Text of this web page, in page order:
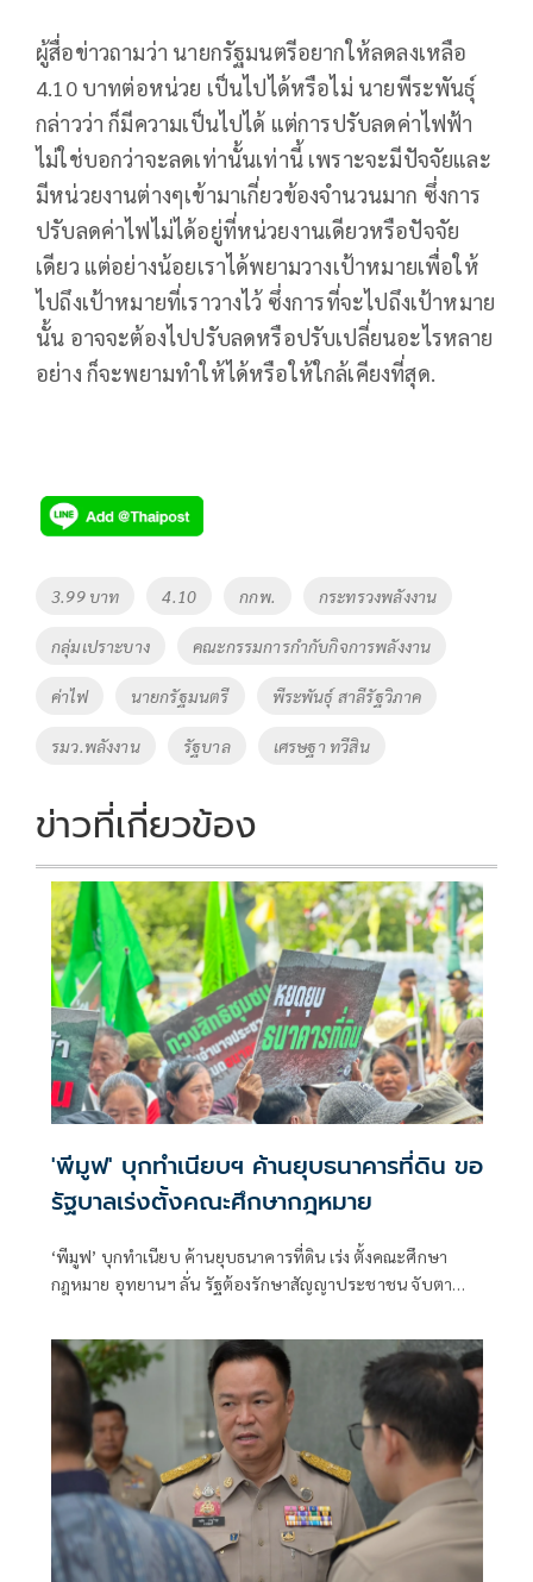
ผู้สื่อข่าวถามว่า นายกรัฐมนตรีอยากให้ลดลงเหลือ
4.10 บาทต่อหน่วย เป็นไปได้หรือไม่ นายพีระพันธุ์
กล่าวว่า ก็มีความเป็นไปได้ แต่การปรับลดค่าไฟฟ้า
ไม่ใช่บอกว่าจะลดเท่านั้นเท่านี้ เพราะจะมีปัจจัยและ
มีหน่วยงานต่างๆเข้ามาเกี่ยวข้องจำนวนมาก ซึ่งการ
ปรับลดค่าไฟไม่ได้อยู่ที่หน่วยงานเดียวหรือปัจจัย
เดียว แต่อย่างน้อยเราได้พยามวางเป้าหมายเพื่อให้
ไปถึงเป้าหมายที่เราวางไว้ ซึ่งการที่จะไปถึงเป้าหมาย
นั้น อาจจะต้องไปปรับลดหรือปรับเปลี่ยนอะไรหลาย
อย่าง ก็จะพยามทำให้ได้หรือให้ใกล้เคียงที่สุด.
Tags
3.99 บาท 4.10 กกพ. กระทรวงพลังงาน
กลุ่มเปราะบาง คณะกรรมการกำกับกิจการพลังงาน
ค่าไฟ นายกรัฐมนตรี พีระพันธุ์ สาลีรัฐวิภาค
รมว.พลังงาน รัฐบาล เศรษฐา ทวีสิน
ข่าวที่เกี่ยวข้อง
'พีมูฟ' บุกทำเนียบฯ ค้านยุบธนาคารที่ดิน ขอ
รัฐบาลเร่งตั้งคณะศึกษากฎหมาย
‘พีมูฟ’ บุกทำเนียบ ค้านยุบธนาคารที่ดิน เร่ง ตั้งคณะศึกษา
กฎหมาย อุทยานฯ ลั่น รัฐต้องรักษาสัญญาประชาชน จับตา